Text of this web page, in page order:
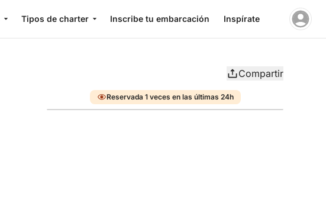
Tipos de charter Inscribe tu embarcación Inspírate
Compartir
Reservada 1 veces en las últimas 24h